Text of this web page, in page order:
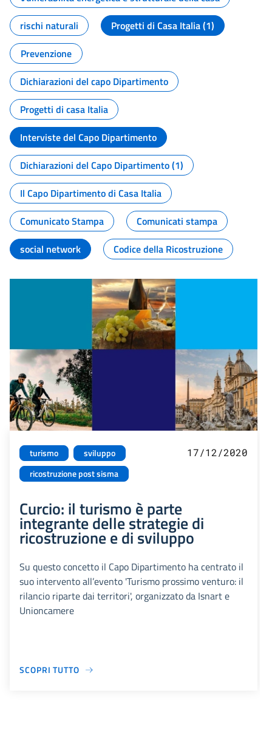
rischi naturali
Progetti di Casa Italia (1)
Prevenzione
Dichiarazioni del capo Dipartimento
Progetti di casa Italia
Interviste del Capo Dipartimento
Dichiarazioni del Capo Dipartimento (1)
Il Capo Dipartimento di Casa Italia
Comunicato Stampa
Comunicati stampa
social network
Codice della Ricostruzione
turismo
sviluppo
ricostruzione post sisma
17/12/2020
Curcio: il turismo è parte
integrante delle strategie di
ricostruzione e di sviluppo
Su questo concetto il Capo Dipartimento ha centrato il
suo intervento all’evento 'Turismo prossimo venturo: il
rilancio riparte dai territori', organizzato da Isnart e
Unioncamere
SCOPRI TUTTO